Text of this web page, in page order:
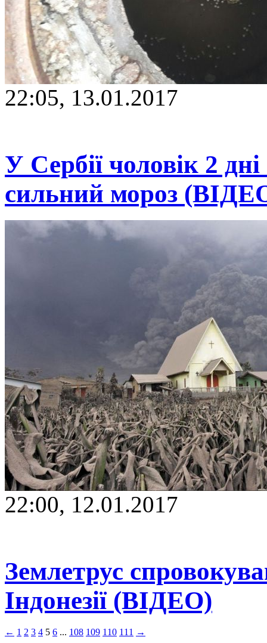
22:05, 13.01.2017
У Сербії чоловік 2
сильний мороз
22:00, 12.01.2017
Землетрус
Індонезії (ВІДЕО)
← 1 2 3 4 5 6 ... 108 109 110 111 →